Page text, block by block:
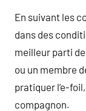
En suivant les
dans des
meilleur parti de
ou un membre
pratiquer l’e-
compagnon.